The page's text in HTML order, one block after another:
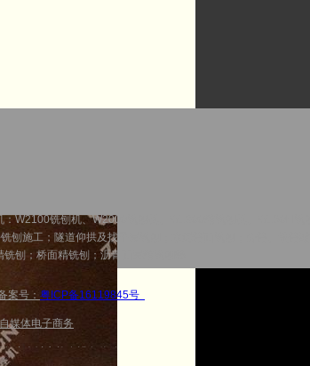
W2100铣刨机、W2000铣刨机、W1900精铣刨机、W130H铣刨
施工；隧道仰拱及找平层铣刨；水泥路面铣刨；公路、铁路隧
刨；桥面精铣刨；沥青面层精铣刨等
案号： 粤ICP备16119845号
自媒体电子商务
会城市均有设备停放